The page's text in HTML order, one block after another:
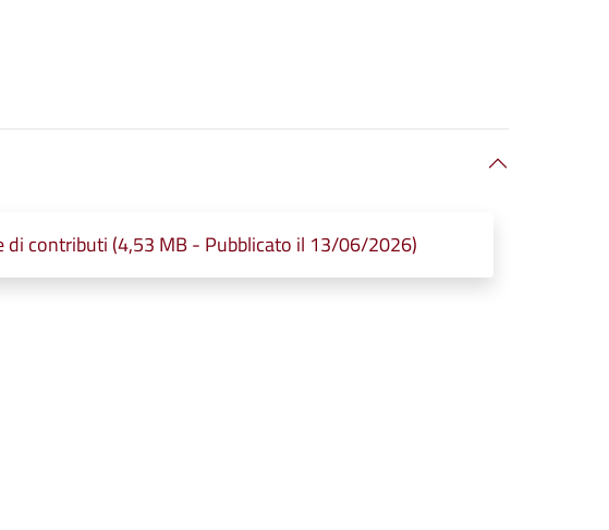
di contributi (4,53 MB - Pubblicato il 13/06/2026)